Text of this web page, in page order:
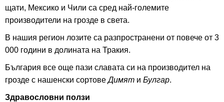
щати, Мексико и Чили са сред най-големите
производители на грозде в света.
В нашия регион лозите са разпространени от повече от 3
000 години в долината на Тракия.
България все още пази славата си на производител на
грозде с нашенски сортовеДимят и Булгар.
Здравословни ползи